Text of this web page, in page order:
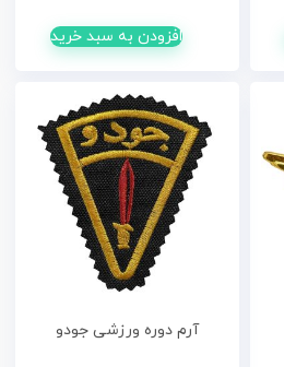
افزودن به سبد خرید
آرم دوره ورزشی جودو